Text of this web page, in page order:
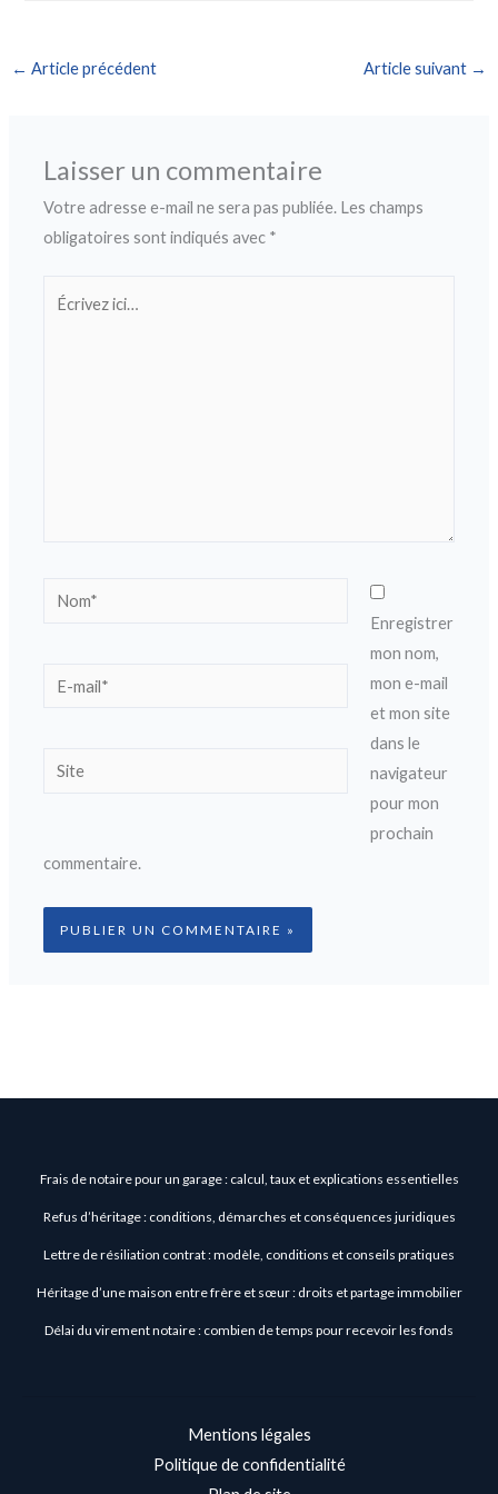
← Article précédent Article suivant →
Laisser un commentaire
Votre adresse e-mail ne sera pas publiée. Les champs
obligatoires sont indiqués avec *
Écrivez
Nom*
E-
Site
Enregistrer
mon nom,
mon e-mail
et mon site
dans le
navigateur
pour mon
prochain
commentaire.
Frais de notaire pour un garage : calcul, taux et explications essentielles
Refus d’héritage : conditions, démarches et conséquences juridiques
Lettre de résiliation contrat : modèle, conditions et conseils pratiques
Héritage d’une maison entre frère et sœur : droits et partage immobilier
Délai du virement notaire : combien de temps pour recevoir les fonds
Mentions légales
Politique de confidentialité